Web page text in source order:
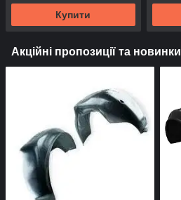
Купити
Акційні пропозиції та новинки